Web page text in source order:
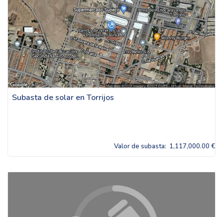
Subasta de solar en Torrijos
Valor de subasta: 1,117,000.00 €